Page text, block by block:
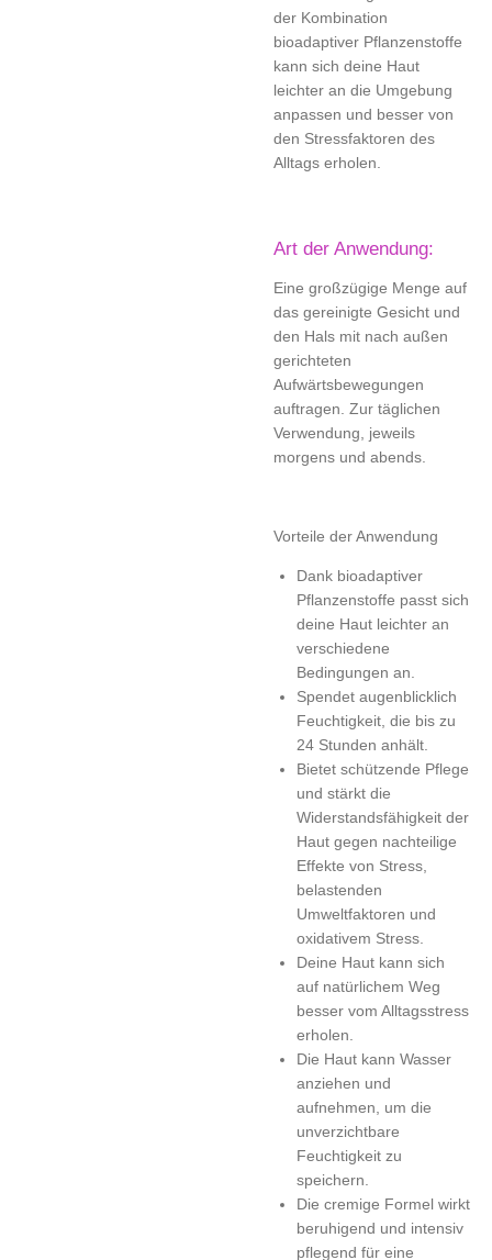
der Kombination
bioadaptiver Pflanzenstoffe
kann sich deine Haut
leichter an die Umgebung
anpassen und besser von
den Stressfaktoren des
Alltags erholen.
Art der Anwendung:
Eine großzügige Menge auf
das gereinigte Gesicht und
den Hals mit nach außen
gerichteten
Aufwärtsbewegungen
auftragen. Zur täglichen
Verwendung, jeweils
morgens und abends.
Vorteile der Anwendung
Dank bioadaptiver
Pflanzenstoffe passt sich
deine Haut leichter an
verschiedene
Bedingungen an.
Spendet augenblicklich
Feuchtigkeit, die bis zu
24 Stunden anhält.
Bietet schützende Pflege
und stärkt die
Widerstandsfähigkeit der
Haut gegen nachteilige
Effekte von Stress,
belastenden
Umweltfaktoren und
oxidativem Stress.
Deine Haut kann sich
auf natürlichem Weg
besser vom Alltagsstress
erholen.
Die Haut kann Wasser
anziehen und
aufnehmen, um die
unverzichtbare
Feuchtigkeit zu
speichern.
Die cremige Formel wirkt
beruhigend und intensiv
pflegend für eine